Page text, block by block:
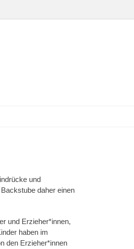
und
daher einen
und Erzieher*innen,
haben im
den Erzieher*innen